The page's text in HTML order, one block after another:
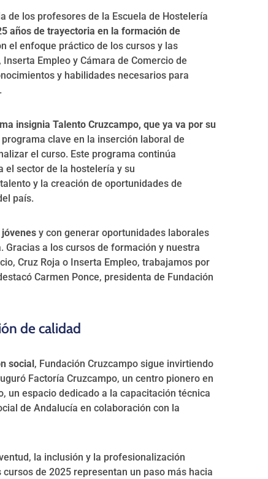
de los profesores de la Escuela de Hostelería
años de trayectoria en la formación de
el enfoque práctico de los cursos y las
Empleo y Cámara de Comercio de
y habilidades necesarios para
insignia Talento Cruzcampo, que ya va por su
clave en la inserción laboral de
el curso. Este programa continúa
el sector de la hostelería y su
y la creación de oportunidades de
país.
y con generar oportunidades laborales
a los cursos de formación y nuestra
Cruz Roja o Inserta Empleo, trabajamos por
Carmen Ponce, presidenta de Fundación
de calidad
social, Fundación Cruzcampo sigue invirtiendo
Factoría Cruzcampo, un centro pionero en
un espacio dedicado a la capacitación técnica
de Andalucía en colaboración con la
la inclusión y la profesionalización
cursos de 2025 representan un paso más hacia